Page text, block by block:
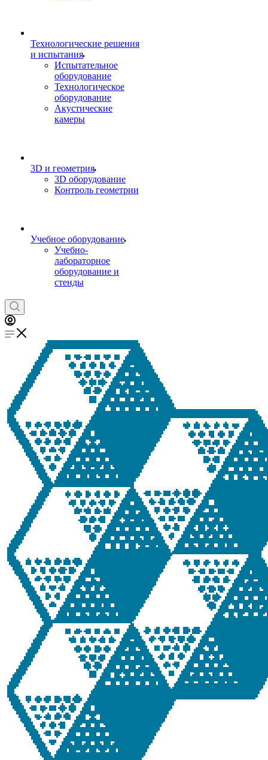
Технологические решения
и испытания
Испытательное
оборудование
Технологическое
оборудование
Акустические
камеры
3D и геометрия
3D оборудование
Контроль геометрии
Учебное оборудование
Учебно-
лабораторное
оборудование и
стенды